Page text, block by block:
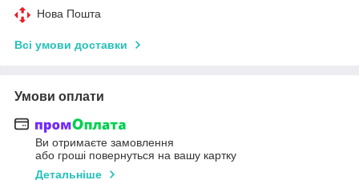
Нова Пошта
Всі умови доставки
Умови оплати
Ви отримаєте замовлення
або гроші повернуться на вашу картку
Детальніше